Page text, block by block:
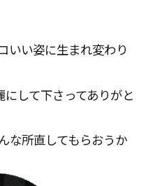
いい姿に生まれ変わり
して下さってありがと
な所直してもらおうか